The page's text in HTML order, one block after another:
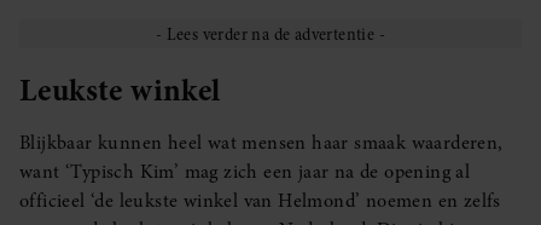
Leukste winkel
Blijkbaar kunnen heel wat mensen haar smaak waarderen,
want ‘Typisch Kim’ mag zich een jaar na de opening al
officieel ‘de leukste winkel van Helmond’ noemen en zelfs